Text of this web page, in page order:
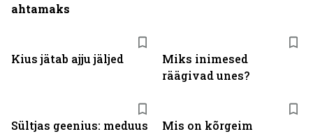
Kius jätab ajju jäljed
Miks inimesed
räägivad unes?
Sültjas geenius: meduus
Mis on kõrgeim
ahtamaks